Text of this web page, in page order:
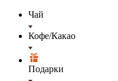
Чай
Кофе/Какао
Подарки